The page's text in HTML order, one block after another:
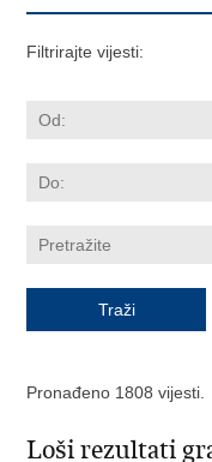
Filtrirajte vijesti:
Pronađeno 1808 vijesti.
Loši rezultati